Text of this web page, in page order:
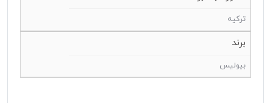
ترکیه
برند
بیولیس